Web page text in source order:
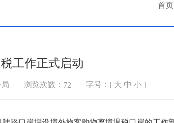
首页
工作正式启动
浏览次数： 72 字号：[ 大 中 小 ]